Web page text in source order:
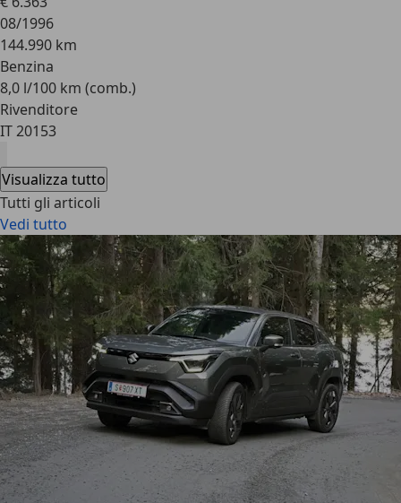
08/1996
144.990 km
Benzina
8,0 l/100 km (comb.)
Rivenditore
IT 20153
Visualizza tutto
Tutti gli articoli
Vedi tutto